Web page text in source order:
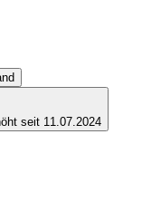
seit 11.07.2024